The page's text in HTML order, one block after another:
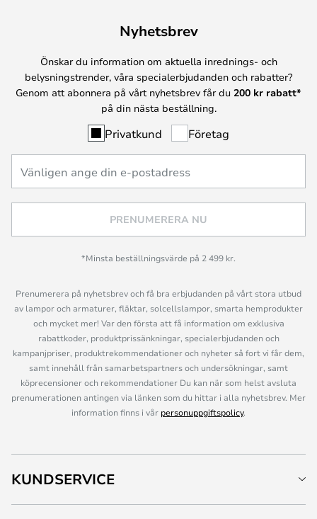
Nyhetsbrev
Önskar du information om aktuella inrednings- och
belysningstrender, våra specialerbjudanden och rabatter?
Genom att abonnera på vårt nyhetsbrev får du 200 kr rabatt*
på din nästa beställning.
Privatkund Företag
PRENUMERERA NU
*Minsta beställningsvärde på 2 499 kr.
Prenumerera på nyhetsbrev och få bra erbjudanden på vårt stora utbud
av lampor och armaturer, fläktar, solcellslampor, smarta hemprodukter
och mycket mer! Var den första att få information om exklusiva
rabattkoder, produktprissänkningar, specialerbjudanden och
kampanjpriser, produktrekommendationer och nyheter så fort vi får dem,
samt innehåll från samarbetspartners och undersökningar, samt
köprecensioner och rekommendationer Du kan när som helst avsluta
prenumerationen antingen via länken som du hittar i alla nyhetsbrev. Mer
information finns i vår personuppgiftspolicy.
KUNDSERVICE